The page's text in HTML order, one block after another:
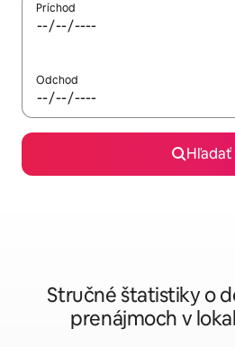
Príchod
Odchod
Hľadať
Stručné štatistiky o
prenájmoch v